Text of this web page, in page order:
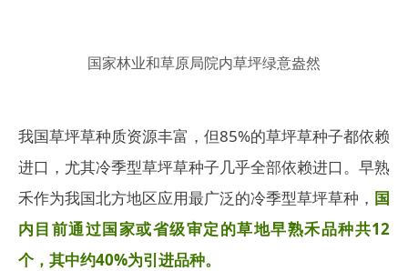
国家林业和草原局院内草坪绿意盎然
我国草坪草种质资源丰富，但85%的草坪草种子都依赖
进口，尤其冷季型草坪草种子几乎全部依赖进口。早熟
禾作为我国北方地区应用最广泛的冷季型草坪草种， 国
内目前通过国家或省级审定的草地早熟禾品种共12
个，其中约40%为引进品种。